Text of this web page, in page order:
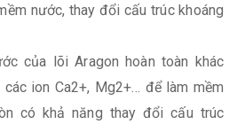
nước, thay đổi cấu trúc khoáng
của lõi Aragon hoàn toàn khác
ion Ca2+, Mg2+… để làm mềm
có khả năng thay đổi cấu trúc